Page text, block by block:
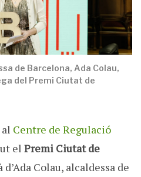
de Barcelona, Ada Colau,
del Premi Ciutat de
al Centre de Regulació
el Premi Ciutat de
d’Ada Colau, alcaldessa de